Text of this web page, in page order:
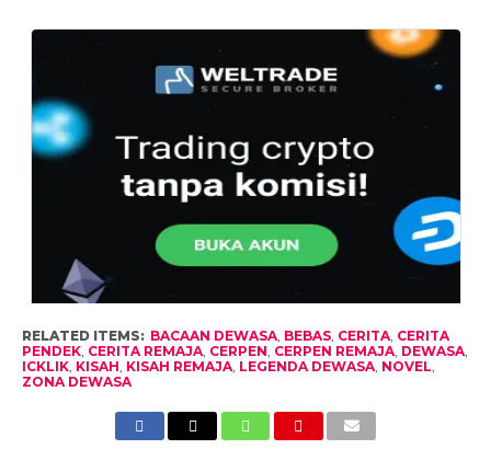
RELATED ITEMS: BACAAN DEWASA, BEBAS, CERITA, CERITA
PENDEK, CERITA REMAJA, CERPEN, CERPEN REMAJA, DEWASA,
ICKLIK, KISAH, KISAH REMAJA, LEGENDA DEWASA, NOVEL,
ZONA DEWASA